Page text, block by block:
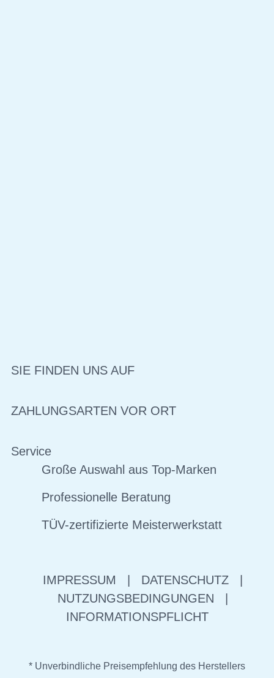
SIE FINDEN UNS AUF
ZAHLUNGSARTEN VOR ORT
Service
Große Auswahl aus Top-Marken
Professionelle Beratung
TÜV-zertifizierte Meisterwerkstatt
IMPRESSUM DATENSCHUTZ
NUTZUNGSBEDINGUNGEN
INFORMATIONSPFLICHT
* Unverbindliche Preisempfehlung des Herstellers